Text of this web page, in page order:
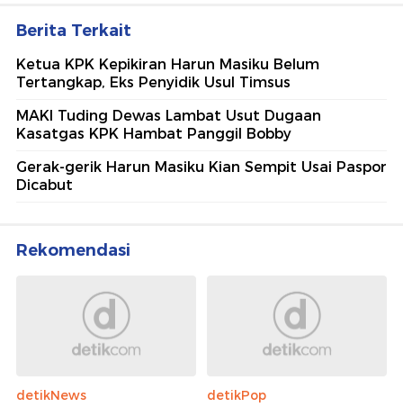
Berita Terkait
Ketua KPK Kepikiran Harun Masiku Belum
Tertangkap, Eks Penyidik Usul Timsus
MAKI Tuding Dewas Lambat Usut Dugaan
Kasatgas KPK Hambat Panggil Bobby
Gerak-gerik Harun Masiku Kian Sempit Usai Paspor
Dicabut
Rekomendasi
detikNews
detikPop